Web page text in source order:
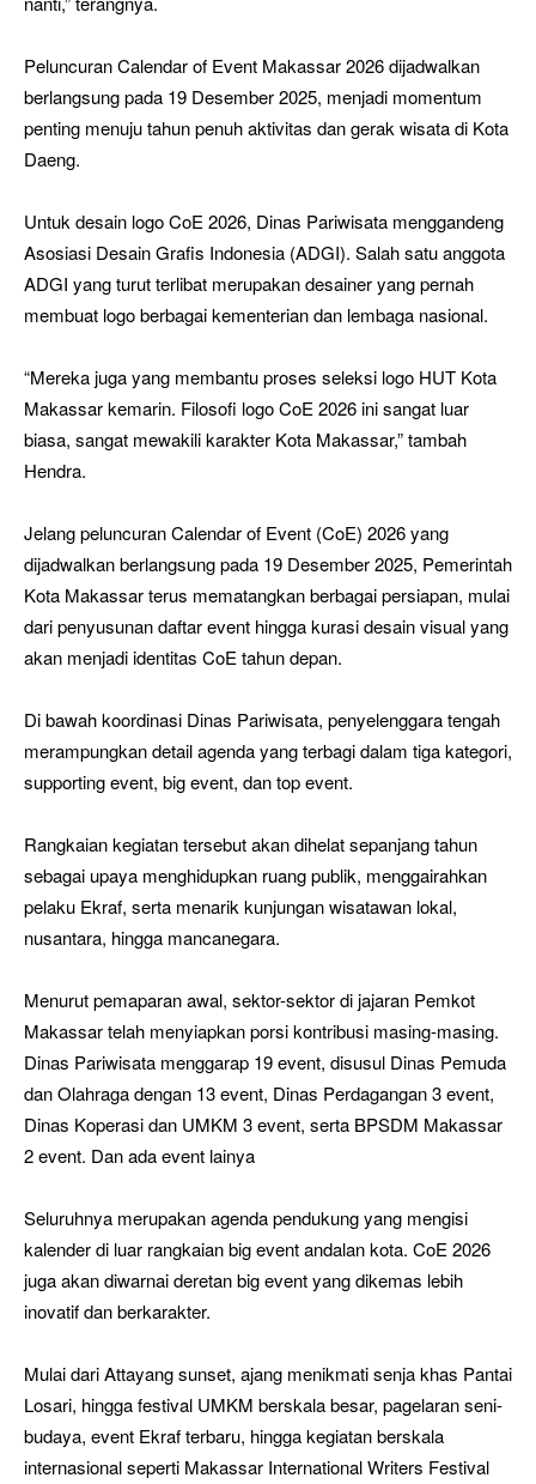
Peluncuran Calendar of Event Makassar 2026 dijadwalkan
berlangsung pada 19 Desember 2025, menjadi momentum
penting menuju tahun penuh aktivitas dan gerak wisata di Kota
Daeng.
Untuk desain logo CoE 2026, Dinas Pariwisata menggandeng
Asosiasi Desain Grafis Indonesia (ADGI). Salah satu anggota
ADGI yang turut terlibat merupakan desainer yang pernah
membuat logo berbagai kementerian dan lembaga nasional.
“Mereka juga yang membantu proses seleksi logo HUT Kota
Makassar kemarin. Filosofi logo CoE 2026 ini sangat luar
biasa, sangat mewakili karakter Kota Makassar,” tambah
Hendra.
Jelang peluncuran Calendar of Event (CoE) 2026 yang
dijadwalkan berlangsung pada 19 Desember 2025, Pemerintah
Kota Makassar terus mematangkan berbagai persiapan, mulai
dari penyusunan daftar event hingga kurasi desain visual yang
akan menjadi identitas CoE tahun depan.
Di bawah koordinasi Dinas Pariwisata, penyelenggara tengah
merampungkan detail agenda yang terbagi dalam tiga kategori,
supporting event, big event, dan top event.
Rangkaian kegiatan tersebut akan dihelat sepanjang tahun
sebagai upaya menghidupkan ruang publik, menggairahkan
pelaku Ekraf, serta menarik kunjungan wisatawan lokal,
nusantara, hingga mancanegara.
Menurut pemaparan awal, sektor-sektor di jajaran Pemkot
Makassar telah menyiapkan porsi kontribusi masing-masing.
Dinas Pariwisata menggarap 19 event, disusul Dinas Pemuda
dan Olahraga dengan 13 event, Dinas Perdagangan 3 event,
Dinas Koperasi dan UMKM 3 event, serta BPSDM Makassar
2 event. Dan ada event lainya
Seluruhnya merupakan agenda pendukung yang mengisi
kalender di luar rangkaian big event andalan kota. CoE 2026
juga akan diwarnai deretan big event yang dikemas lebih
inovatif dan berkarakter.
Mulai dari Attayang sunset, ajang menikmati senja khas Pantai
Losari, hingga festival UMKM berskala besar, pagelaran seni-
budaya, event Ekraf terbaru, hingga kegiatan berskala
internasional seperti Makassar International Writers Festival